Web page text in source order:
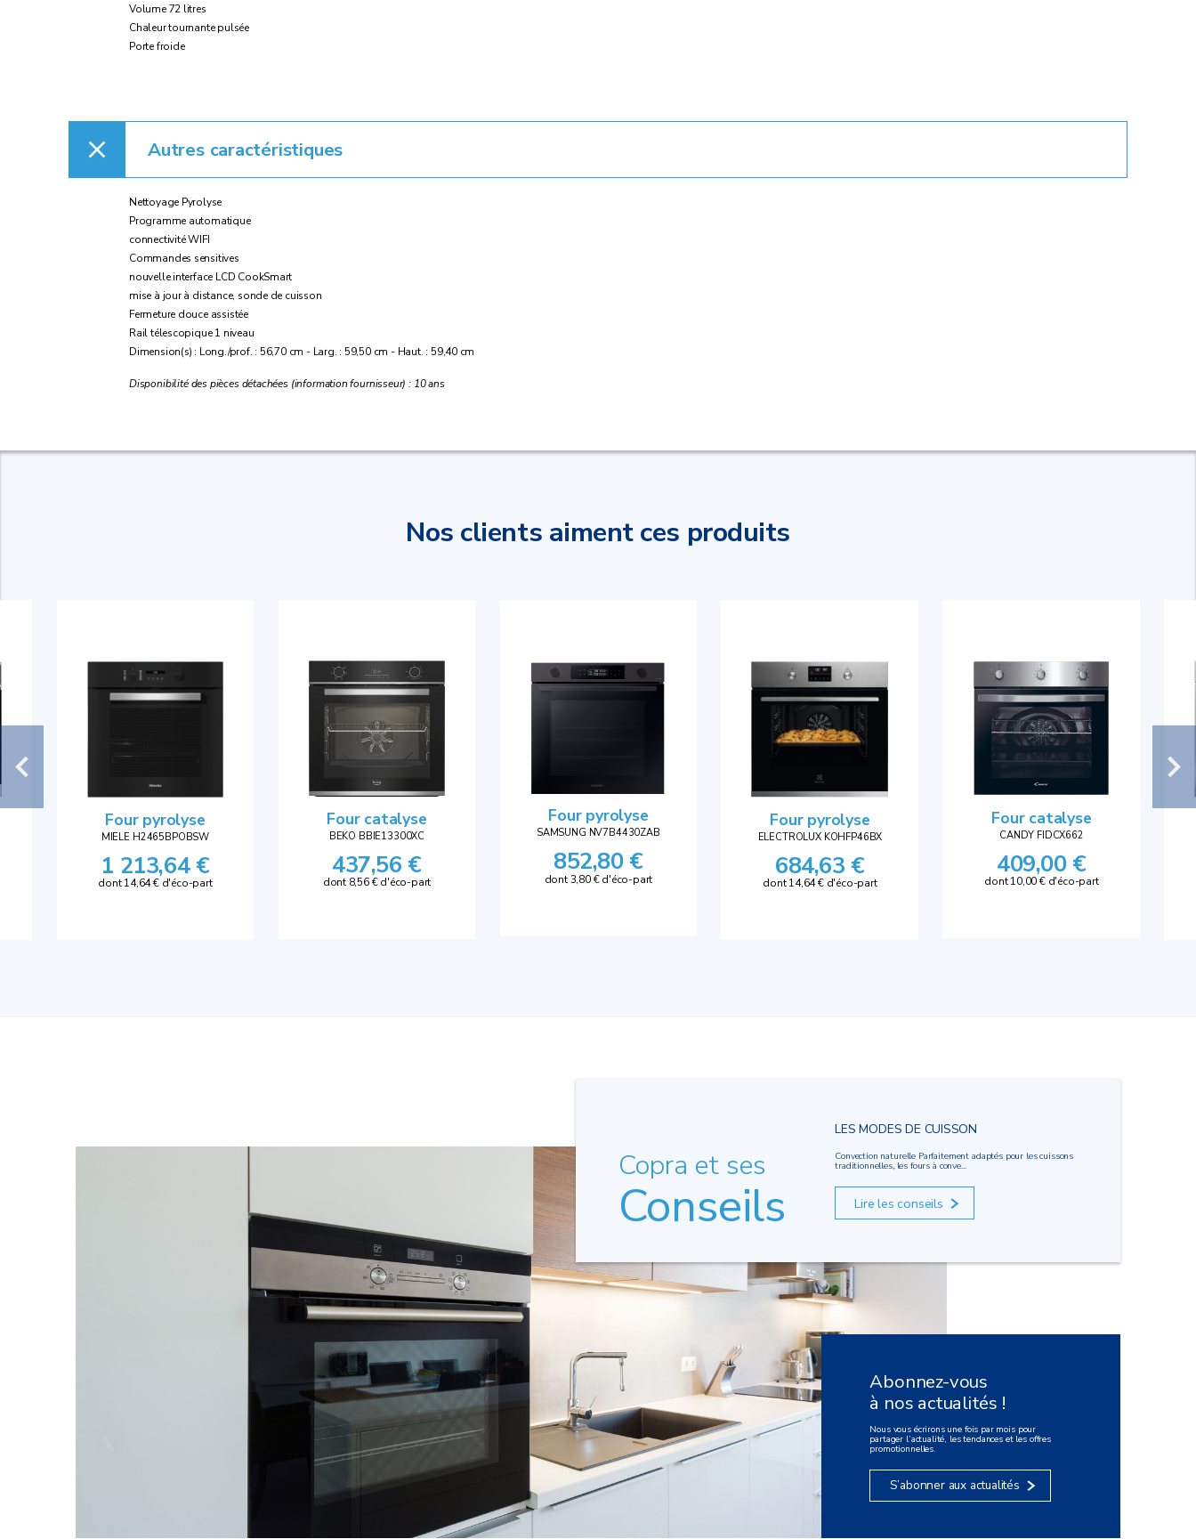
Volume 72 litres
Chaleur tournante pulsée
Porte froide
Autres caractéristiques
Nettoyage Pyrolyse
Programme automatique
connectivité WIFI
Commandes sensitives
nouvelle interface LCD CookSmart
mise à jour à distance, sonde de cuisson
Fermeture douce assistée
Rail télescopique 1 niveau
Dimension(s) : Long./prof. : 56,70 cm - Larg. : 59,50 cm - Haut. : 59,40 cm
Disponibilité des pièces détachées (information fournisseur) : 10 ans
Nos clients aiment ces produits
Four pyrolyse
MIELE H2465BPOBSW
1 213,64 €
dont 14,64 € d'éco-part
Four catalyse
BEKO BBIE13300XC
437,56 €
dont 8,56 € d'éco-part
Four pyrolyse
SAMSUNG NV7B4430ZAB
852,80 €
dont 3,80 € d'éco-part
Four pyrolyse
ELECTROLUX KOHFP46BX
684,63 €
dont 14,64 € d'éco-part
Four catalyse
CANDY FIDCX662
409,00 €
dont 10,00 € d'éco-part
Copra et ses
Conseils
LES MODES DE CUISSON
Convection naturelle Parfaitement adaptés pour les cuissons
traditionnelles, les fours à conve...
Lire les conseils
Abonnez-vous
à nos actualités !
Nous vous écrirons une fois par mois pour
partager l’actualité, les tendances et les offres
promotionnelles.
S’abonner aux actualités